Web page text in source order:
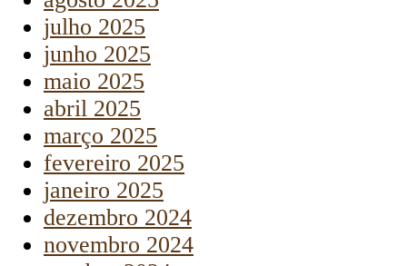
julho 2025
junho 2025
maio 2025
abril 2025
março 2025
fevereiro 2025
janeiro 2025
dezembro 2024
novembro 2024